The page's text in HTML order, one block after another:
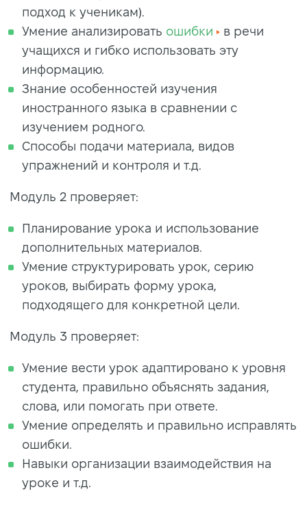
подход к ученикам).
Умение анализировать ошибки
в речи
учащихся и гибко использовать эту
информацию.
Знание особенностей изучения
иностранного языка в сравнении с
изучением родного.
Способы подачи материала, видов
упражнений и контроля и т.д.
Модуль 2 проверяет:
Планирование урока и использование
дополнительных материалов.
Умение структурировать урок, серию
уроков, выбирать форму урока,
подходящего для конкретной цели.
Модуль 3 проверяет:
Умение вести урок адаптировано к уровня
студента, правильно объяснять задания,
слова, или помогать при ответе.
Умение определять и правильно исправлять
ошибки.
Навыки организации взаимодействия на
уроке и т.д.